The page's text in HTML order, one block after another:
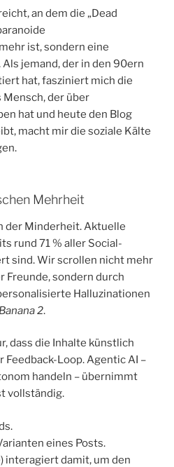
an dem die „Dead
ist, sondern eine
jemand, der in den 90ern
hat, fasziniert mich die
Mensch, der über
hat und heute den Blog
macht mir die soziale Kälte
Mehrheit
der Minderheit. Aktuelle
rund 71 % aller Social-
sind. Wir scrollen nicht mehr
Freunde, sondern durch
Halluzinationen
2.
dass die Inhalte künstlich
Feedback-Loop. Agentic AI –
handeln – übernimmt
vollständig.
eines Posts.
interagiert damit, um den